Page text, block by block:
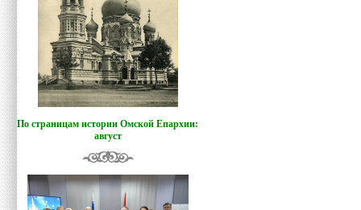
По страницам истории Омской Епархии:
август